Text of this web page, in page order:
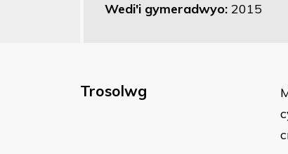
Wedi'i gymeradwyo: 2015
Trosolwg